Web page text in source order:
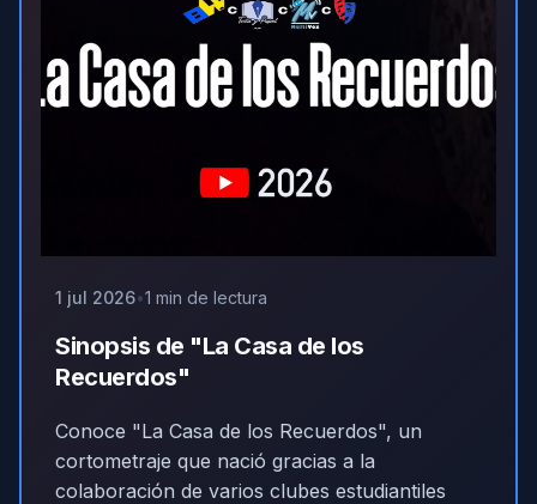
1 jul 2026 1 min de lectura
Sinopsis de "La Casa de los
Recuerdos"
Conoce "La Casa de los Recuerdos", un
cortometraje que nació gracias a la
colaboración de varios clubes estudiantiles